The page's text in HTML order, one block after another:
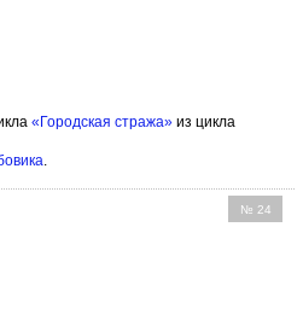
«Городская стража» из цикла
.
№ 24